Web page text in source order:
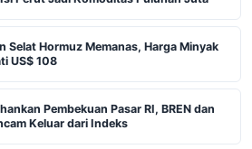
Selat Hormuz Memanas, Harga Minyak
US$ 108
Pembekuan Pasar RI, BREN dan
Keluar dari Indeks